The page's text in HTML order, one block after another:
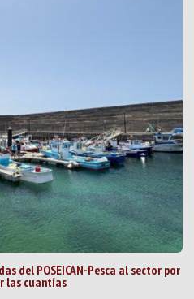
del POSEICAN-Pesca al sector por
las cuantías